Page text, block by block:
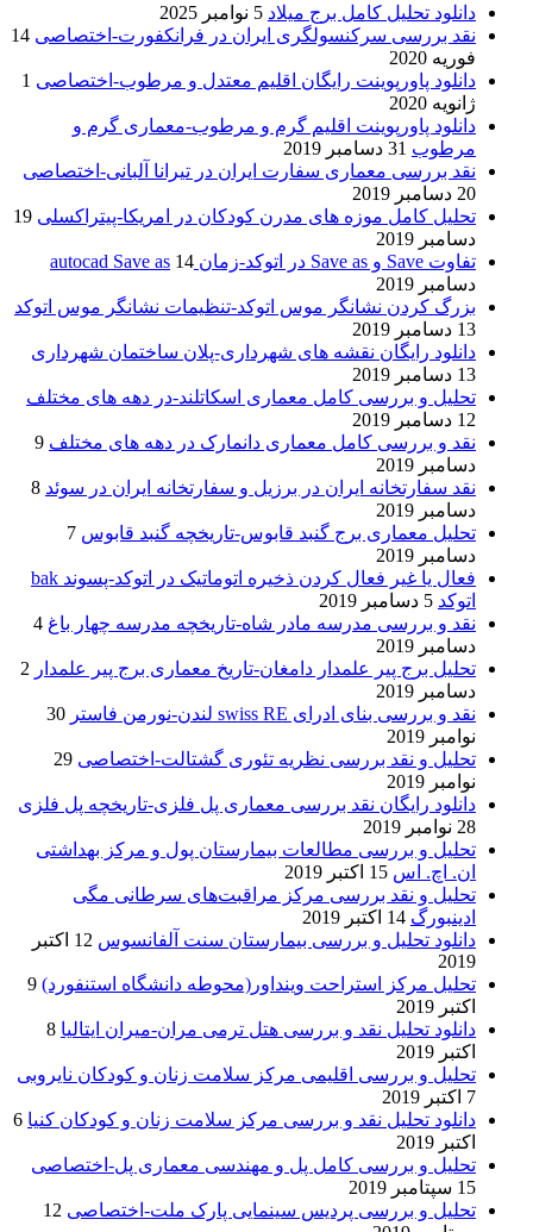
دانلود تحلیل کامل برج میلاد 5 نوامبر 2025
نقد بررسی سرکنسولگری ایران در فرانکفورت-اختصاصی 14
فوریه 2020
دانلود پاورپوینت رایگان اقلیم معتدل و مرطوب-اختصاصی 1
ژانویه 2020
دانلود پاورپوینت اقلیم گرم و مرطوب-معماری گرم و
مرطوب 31 دسامبر 2019
نقد بررسی معماری سفارت ایران در تیرانا آلبانی-اختصاصی
20 دسامبر 2019
تحلیل کامل موزه های مدرن کودکان در امریکا-پیتراکسلی 19
دسامبر 2019
تفاوت Save و Save as در اتوکد-زمان autocad Save as
14
دسامبر 2019
بزرگ کردن نشانگر موس اتوکد-تنظیمات نشانگر موس اتوکد
13 دسامبر 2019
دانلود رایگان نقشه های شهرداری-پلان ساختمان شهرداری
13 دسامبر 2019
تحلیل و بررسی کامل معماری اسکاتلند-در دهه های مختلف
12 دسامبر 2019
نقد و بررسی کامل معماری دانمارک در دهه های مختلف 9
دسامبر 2019
نقد سفارتخانه ایران در برزیل و سفارتخانه ایران در سوئد 8
دسامبر 2019
تحلیل معماری برج گنبد قابوس-تاریخچه گنبد قابوس 7
دسامبر 2019
فعال یا غیر فعال کردن ذخیره اتوماتیک در اتوکد-پسوند bak
اتوکد 5 دسامبر 2019
نقد و بررسی مدرسه مادر شاه-تاریخچه مدرسه چهار باغ 4
دسامبر 2019
تحلیل برج پیر علمدار دامغان-تاریخ معماری برج پیر علمدار 2
دسامبر 2019
نقد و بررسی بنای ادرای swiss RE لندن-نورمن فاستر
30
نوامبر 2019
تحلیل و نقد بررسی نظریه تئوری گشتالت-اختصاصی 29
نوامبر 2019
دانلود رایگان نقد بررسی معماری پل فلزی-تاریخچه پل فلزی
28 نوامبر 2019
تحلیل و بررسی مطالعات بیمارستان پول و مرکز بهداشتی
ان. اچ. اس 15 اکتبر 2019
تحلیل و نقد بررسی مرکز مراقبت‌های سرطانی مگی
ادینبورگ 14 اکتبر 2019
دانلود تحلیل و بررسی بیمارستان سنت آلفانسوس
12 اکتبر
2019
تحلیل مرکز استراحت وینداور(محوطه دانشگاه استنفورد) 9
اکتبر 2019
دانلود تحلیل نقد و بررسی هتل ترمی مران-میران ایتالیا 8
اکتبر 2019
تحلیل و بررسی اقلیمی مرکز سلامت زنان و کودکان نایروبی
7 اکتبر 2019
دانلود تحلیل نقد و بررسی مرکز سلامت زنان و کودکان کنیا 6
اکتبر 2019
تحلیل و بررسی کامل پل و مهندسی معماری پل-اختصاصی
15 سپتامبر 2019
تحلیل و بررسی پردیس سینمایی پارک ملت-اختصاصی 12